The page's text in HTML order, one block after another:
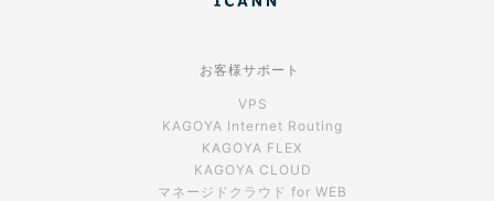
お客様サポート
VPS
KAGOYA Internet Routing
KAGOYA FLEX
KAGOYA CLOUD
マネージドクラウド for WEB